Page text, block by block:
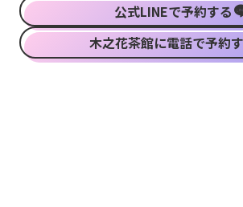
公式LINEで予約する
木之花茶館に電話で予約